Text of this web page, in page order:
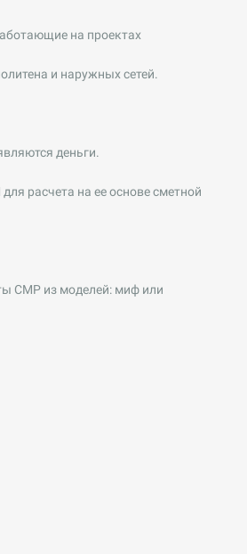
на проектах
и наружных сетей.
деньги.
расчета на ее основе сметной
СМР из моделей: миф или